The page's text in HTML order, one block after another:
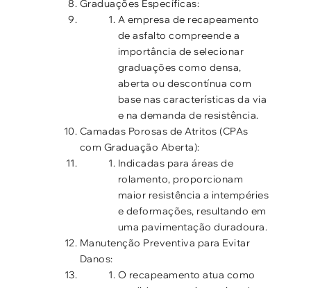
Graduações Específicas:
A empresa de recapeamento
de asfalto compreende a
importância de selecionar
graduações como densa,
aberta ou descontínua com
base nas características da via
e na demanda de resistência.
Camadas Porosas de Atritos (CPAs
com Graduação Aberta):
Indicadas para áreas de
rolamento, proporcionam
maior resistência a intempéries
e deformações, resultando em
uma pavimentação duradoura.
Manutenção Preventiva para Evitar
Danos:
O recapeamento atua como